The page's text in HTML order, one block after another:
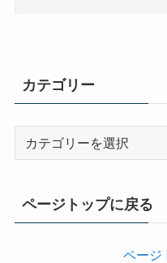
カテゴリー
ページトップに戻る
ページ